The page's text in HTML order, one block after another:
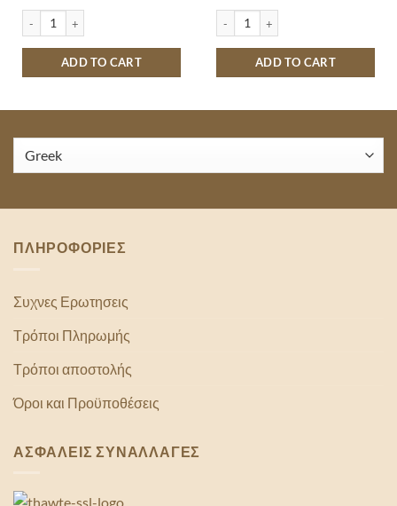
SDOUKOS ΠΑΣΑΤΕΜΠΟΣ ΨΗΜΕΝΟΣ ΑΛΑΤΙΣΜΕΝΟΣ 90GR quantity
ADD TO CART
SDOUKOS COCTAIL SNACK ΜΠΩΛ
ADD TO CART
100GR quantity
ΠΛΗΡΟΦΟΡΙΕΣ
Συχνες Ερωτησεις
Τρόποι Πληρωμής
Τρόποι αποστολής
Όροι και Προϋποθέσεις
ΑΣΦΑΛΕΙΣ ΣΥΝΑΛΛΑΓΕΣ